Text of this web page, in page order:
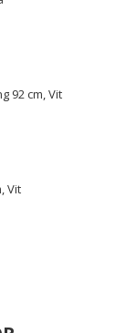
92 cm, Vit
Vit